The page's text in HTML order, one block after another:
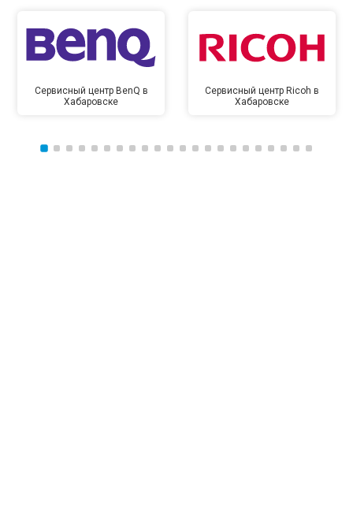
Сервисный центр BenQ в
Хабаровске
Сервисный центр Ricoh в
Хабаровске